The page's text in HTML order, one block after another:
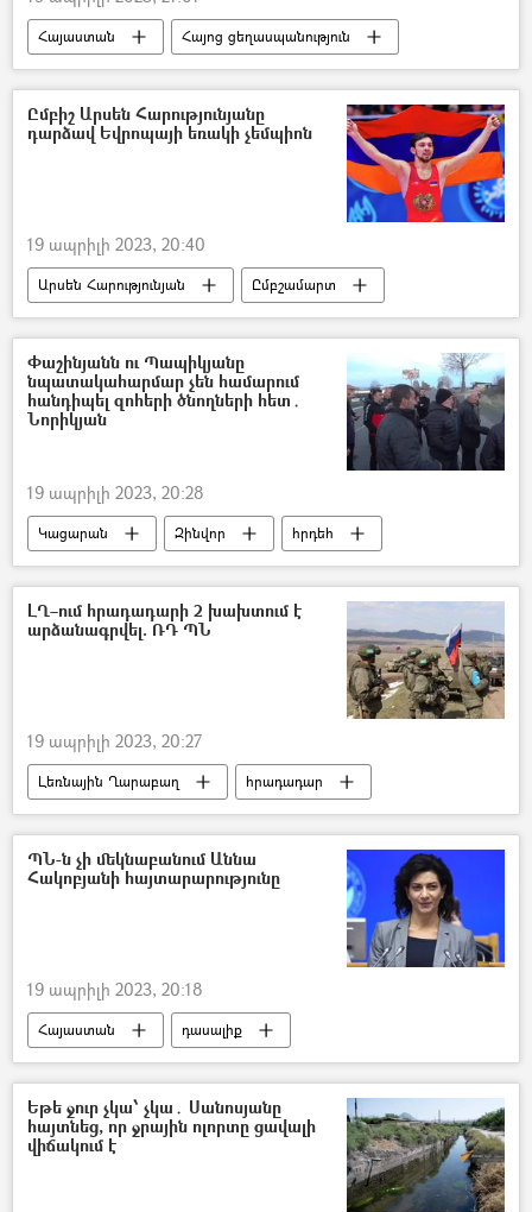
Հայաստան
Հայոց ցեղասպանություն
իսլամ
գիրք
Ըմբիշ Արսեն Հարությունյանը
դարձավ Եվրոպայի եռակի չեմպիոն
19 ապրիլի 2023, 20:40
Արսեն Հարությունյան
Ըմբշամարտ
չեմպիոն
Փաշինյանն ու Պապիկյանը
նպատակահարմար չեն համարում
հանդիպել զոհերի ծնողների հետ․
Նորիկյան
19 ապրիլի 2023, 20:28
Կացարան Զինվոր
հրդեհ
ծնող
Բողոքի ակցիա
Նորիկ Նորիկյան
ԼՂ–ում հրադադարի 2 խախտում է
արձանագրվել. ՌԴ ՊՆ
19 ապրիլի 2023, 20:27
Լեռնային Ղարաբաղ
հրադադար
Խաղաղապահներն Արցախում
խաղաղապահ
ՊՆ-ն չի մեկնաբանում Աննա
Հակոբյանի հայտարարությունը
19 ապրիլի 2023, 20:18
Հայաստան
դասալիք
Աննա Հակոբյան
ՀՀ պաշտպանության նախարարություն (ՊՆ)
Եթե ջուր չկա՝ չկա․ Սանոսյանը
հայտնեց, որ ջրային ոլորտը ցավալի
վիճակում է